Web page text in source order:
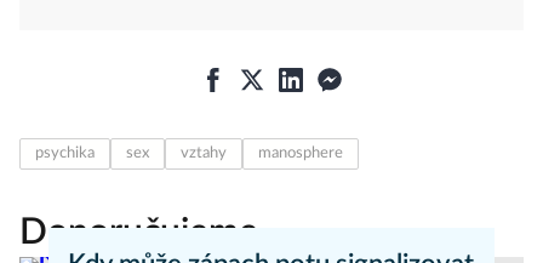
psychika sex vztahy manosphere
Doporučujeme